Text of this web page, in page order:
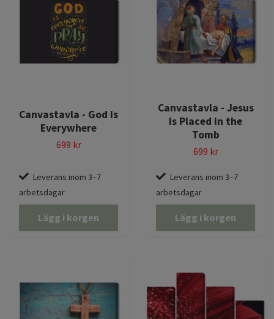
Canvastavla - God Is
Everywhere
699 kr
Leverans inom 3–7
arbetsdagar
Lägg i korgen
Canvastavla - Jesus
Is Placed in the
Tomb
699 kr
Leverans inom 3–7
arbetsdagar
Lägg i korgen